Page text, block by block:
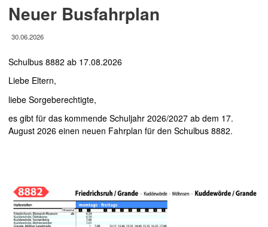
Neuer Busfahrplan
30.06.2026
Schulbus 8882 ab 17.08.2026
Liebe Eltern,
liebe Sorgeberechtigte,
es gibt für das kommende Schuljahr 2026/2027 ab dem 17.
August 2026 einen neuen Fahrplan für den Schulbus 8882.